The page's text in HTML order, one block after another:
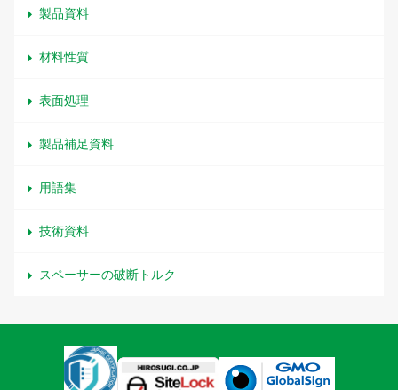
製品資料
材料性質
表面処理
製品補足資料
用語集
技術資料
スペーサーの破断トルク